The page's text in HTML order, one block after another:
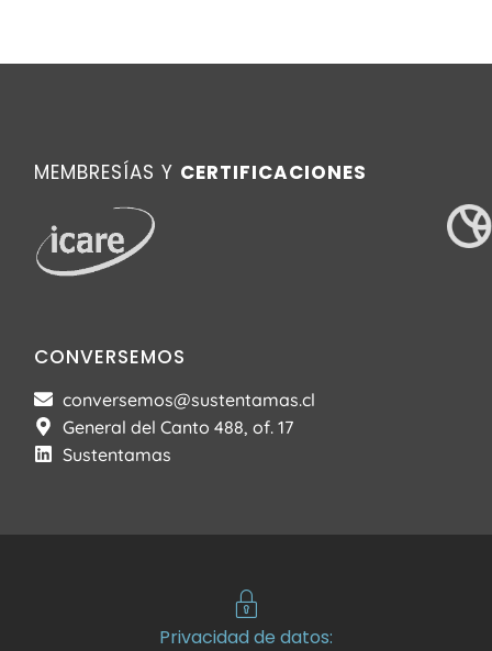
MEMBRESÍAS Y CERTIFICACIONES
CONVERSEMOS
conversemos@sustentamas.cl
General del Canto 488, of. 17
Sustentamas
Privacidad de datos: